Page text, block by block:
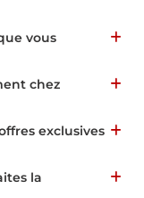
vous
chez
exclusives
la